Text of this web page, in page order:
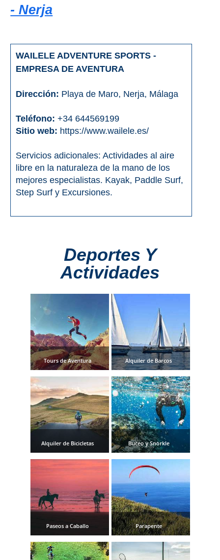
- Nerja
WAILELE ADVENTURE SPORTS -
EMPRESA DE AVENTURA
Dirección: Playa de Maro, Nerja, Málaga
Teléfono: +34 644569199
Sitio web: https://www.wailele.es/
Servicios adicionales: Actividades al aire
libre en la naturaleza de la mano de los
mejores especialistas. Kayak, Paddle Surf,
Step Surf y Excursiones.
Deportes Y
Actividades
Tours de Aventura Alquiler de Barcos
Alquiler de Bicicletas Buceo y Snorkle
Paseos a Caballo Parapente